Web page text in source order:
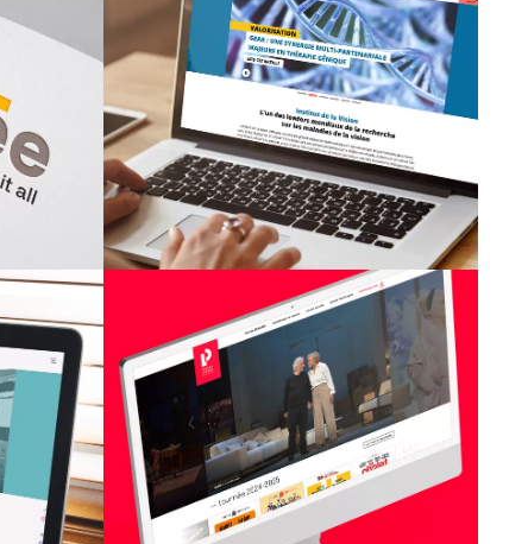
INSTITUT DE LA VISION
Site Internet
PASCAL LEGROS
ORGANISATION
Site Internet